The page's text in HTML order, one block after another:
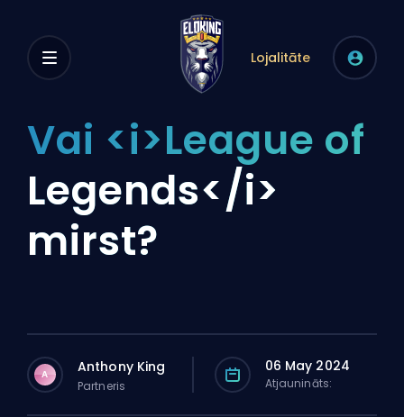
Lojalitāte
Vai <i>League of
Legends</i>
mirst?
A Anthony King
Partneris
06 May 2024
Atjaunināts: